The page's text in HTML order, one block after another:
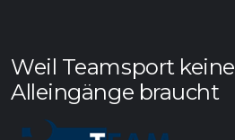
Weil Teamsport keine
Alleingänge braucht